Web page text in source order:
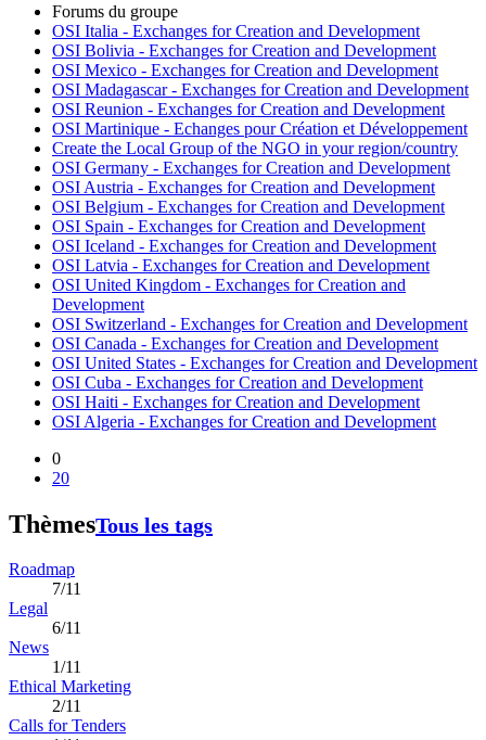
Forums du groupe
OSI Italia - Exchanges for Creation and Development
OSI Bolivia - Exchanges for Creation and Development
OSI Mexico - Exchanges for Creation and Development
OSI Madagascar - Exchanges for Creation and Development
OSI Reunion - Exchanges for Creation and Development
OSI Martinique - Echanges pour Création et Développement
Create the Local Group of the NGO in your region/country
OSI Germany - Exchanges for Creation and Development
OSI Austria - Exchanges for Creation and Development
OSI Belgium - Exchanges for Creation and Development
OSI Spain - Exchanges for Creation and Development
OSI Iceland - Exchanges for Creation and Development
OSI Latvia - Exchanges for Creation and Development
OSI United Kingdom - Exchanges for Creation and
Development
OSI Switzerland - Exchanges for Creation and Development
OSI Canada - Exchanges for Creation and Development
OSI United States - Exchanges for Creation and Development
OSI Cuba - Exchanges for Creation and Development
OSI Haiti - Exchanges for Creation and Development
OSI Algeria - Exchanges for Creation and Development
0
20
ThèmesTous les tags
Roadmap
7/11
Legal
6/11
News
1/11
Ethical Marketing
2/11
Calls for Tenders